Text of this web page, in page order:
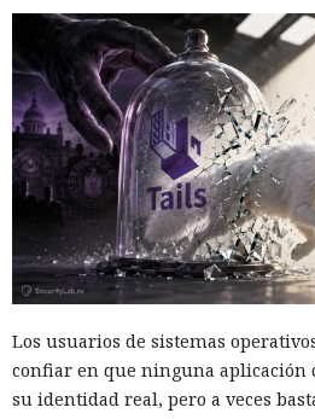
Los usuarios de sistemas
confiar en que ninguna aplicación
su identidad real, pero a veces